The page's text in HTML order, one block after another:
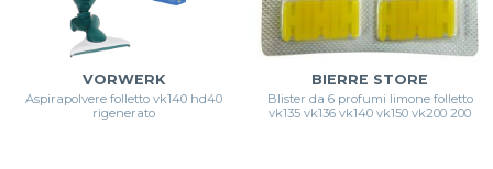
VORWERK
Aspirapolvere folletto vk140 hd40
rigenerato
BIERRE STORE
Blister da 6 profumi limone folletto
vk135 vk136 vk140 vk150 vk200 200